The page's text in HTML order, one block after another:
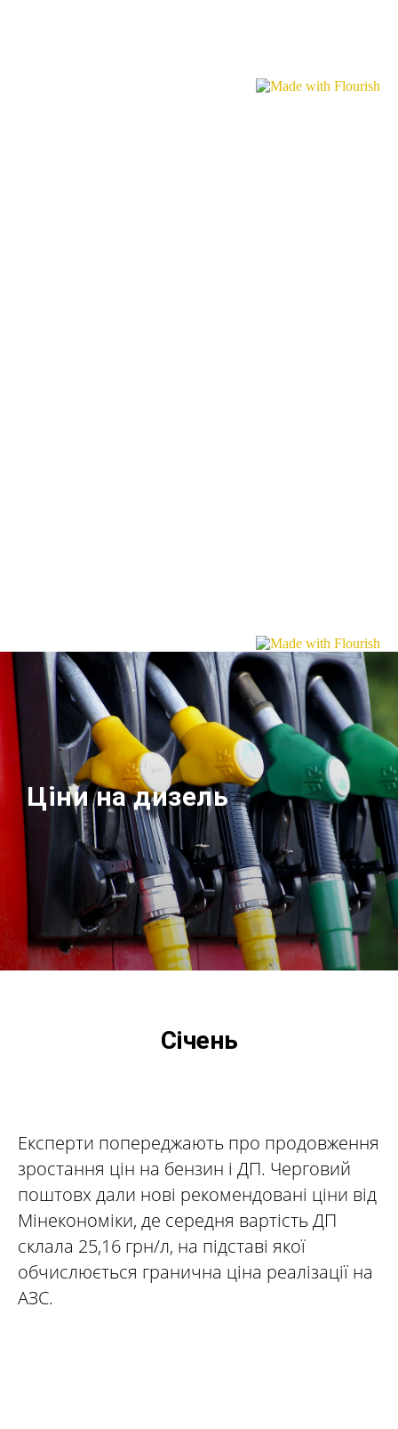
Ціни на дизель
Січень
Експерти попереджають про продовження
зростання цін на бензин і ДП. Черговий
поштовх дали нові рекомендовані ціни від
Мінекономіки, де середня вартість ДП
склала 25,16 грн/л, на підставі якої
обчислюється гранична ціна реалізації на
АЗС.